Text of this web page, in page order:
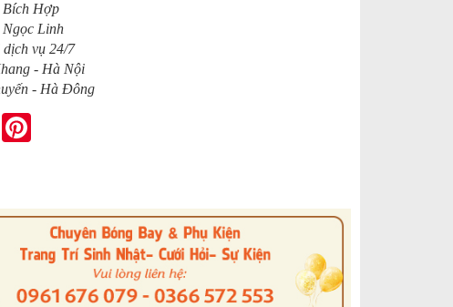
Bích Hợp
Linh
vụ 24/7
- Hà Nội
- Hà Đông
Threads